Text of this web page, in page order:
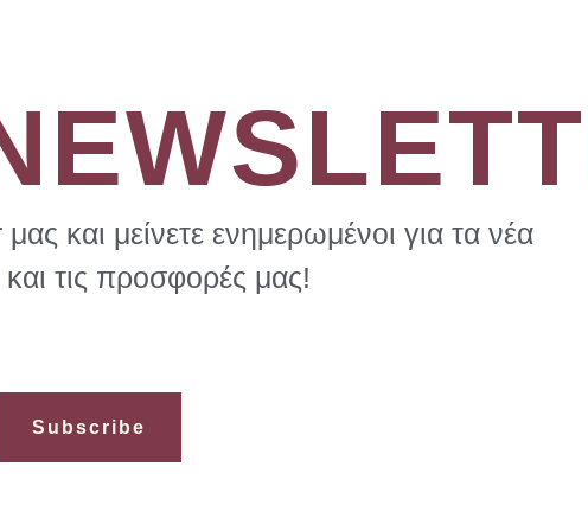
και μείνετε ενημερωμένοι για τα νέα
τις προσφορές μας!
Subscribe